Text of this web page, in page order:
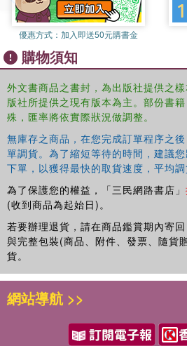
優惠方式： 加入即送50元購書金
購物須知
外文書商品之書封，為出版社提供之
版社所提供之現有版本為主。部份書
殊，匯率將依實際狀況做調整。
無庫存之商品，在您完成訂單程序之
單調貨。為了縮短等待的時間，建議
下單，以獲得最快的取貨速度，平均調
為了保護您的權益，「三民網路書店」
(收到商品為起始日)。
若要辦理退貨，請在商品鑑賞期內寄
與完整包裝(商品、附件、發票、隨貨
貨。
網站導航 >>